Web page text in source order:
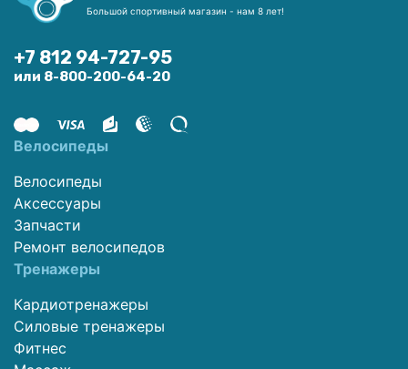
Большой спортивный магазин - нам 8 лет!
+7 812 94-727-95
или 8-800-200-64-20
Велосипеды
Велосипеды
Аксессуары
Запчасти
Ремонт велосипедов
Тренажеры
Кардиотренажеры
Силовые тренажеры
Фитнес